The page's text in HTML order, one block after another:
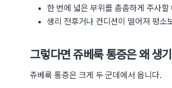
한 번에 넓은 부위를 촘촘하게 주사할
생리 전후거나 컨디션이 떨어져 평소
그렇다면 쥬베룩 통증은 왜 생
쥬베룩 통증은 크게 두 군데에서 옵니다.